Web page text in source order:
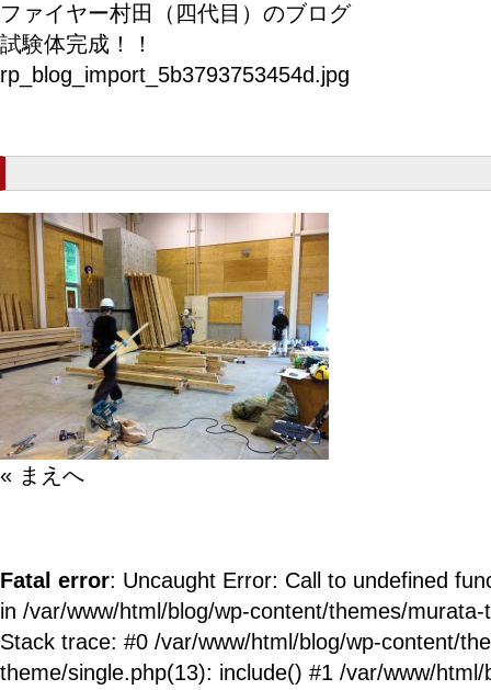
ファイヤー村田（四代目）のブログ
試験体完成！！
rp_blog_import_5b3793753454d.jpg
« まえへ
Fatal error: Uncaught Error: Call to undefined
in /var/www/html/blog/wp-content/themes/
Stack trace: #0 /var/www/html/blog/wp-content/
theme/single.php(13): include() #1 /var/www/html/